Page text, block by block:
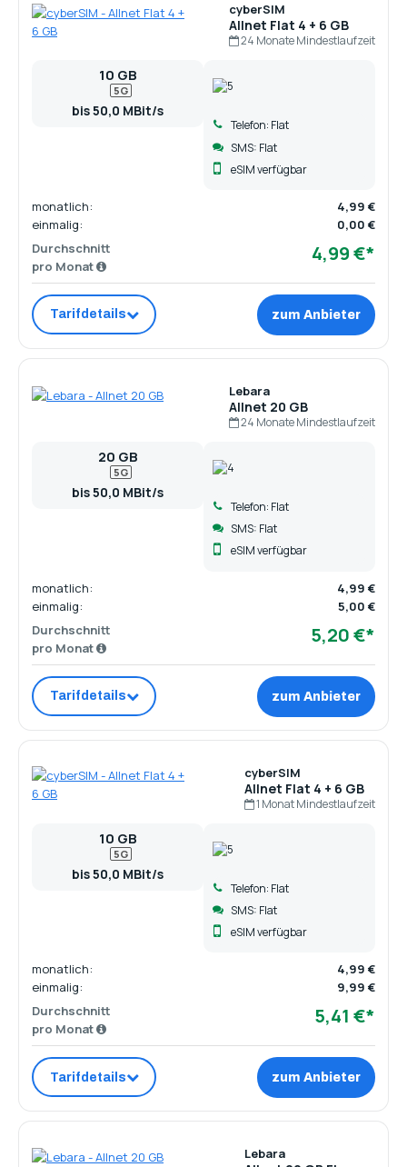
cyberSIM
Allnet Flat 4 + 6 GB
24 Monate Mindestlaufzeit
10 GB
5G
bis 50,0 MBit/s
Telefon: Flat
SMS: Flat
eSIM verfügbar
monatlich:
4,99 €
einmalig:
0,00 €
Durchschnitt
pro Monat
4,99 €*
Tarifdetails zum Anbieter
Lebara
Allnet 20 GB
24 Monate Mindestlaufzeit
20 GB
5G
bis 50,0 MBit/s
Telefon: Flat
SMS: Flat
eSIM verfügbar
monatlich:
4,99 €
einmalig:
5,00 €
Durchschnitt
pro Monat
5,20 €*
Tarifdetails zum Anbieter
cyberSIM
Allnet Flat 4 + 6 GB
1 Monat Mindestlaufzeit
10 GB
5G
bis 50,0 MBit/s
Telefon: Flat
SMS: Flat
eSIM verfügbar
monatlich:
4,99 €
einmalig:
9,99 €
Durchschnitt
pro Monat
5,41 €*
Tarifdetails zum Anbieter
Lebara